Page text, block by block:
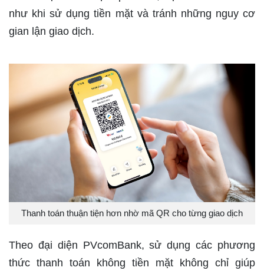
như khi sử dụng tiền mặt và tránh những nguy cơ
gian lận giao dịch.
Thanh toán thuận tiện hơn nhờ mã QR cho từng giao dịch
Theo đại diện PVcomBank, sử dụng các phương
thức thanh toán không tiền mặt không chỉ giúp